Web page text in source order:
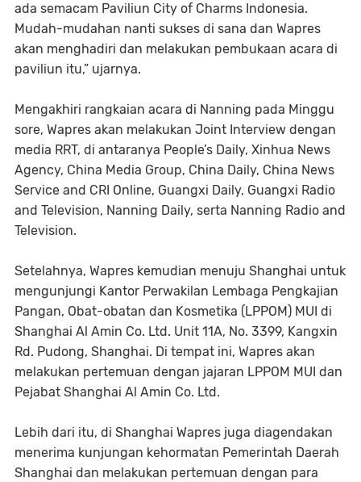
ada semacam Paviliun City of Charms Indonesia.
Mudah-mudahan nanti sukses di sana dan Wapres
akan menghadiri dan melakukan pembukaan acara di
paviliun itu,” ujarnya.
Mengakhiri rangkaian acara di Nanning pada Minggu
sore, Wapres akan melakukan Joint Interview dengan
media RRT, di antaranya People’s Daily, Xinhua News
Agency, China Media Group, China Daily, China News
Service and CRI Online, Guangxi Daily, Guangxi Radio
and Television, Nanning Daily, serta Nanning Radio and
Television.
Setelahnya, Wapres kemudian menuju Shanghai untuk
mengunjungi Kantor Perwakilan Lembaga Pengkajian
Pangan, Obat-obatan dan Kosmetika (LPPOM) MUI di
Shanghai Al Amin Co. Ltd. Unit 11A, No. 3399, Kangxin
Rd. Pudong, Shanghai. Di tempat ini, Wapres akan
melakukan pertemuan dengan jajaran LPPOM MUI dan
Pejabat Shanghai Al Amin Co. Ltd.
Lebih dari itu, di Shanghai Wapres juga diagendakan
menerima kunjungan kehormatan Pemerintah Daerah
Shanghai dan melakukan pertemuan dengan para